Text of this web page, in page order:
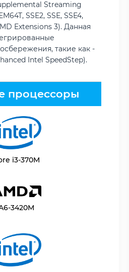
Streaming
SSE2, SSE, SSE4,
Extensions 3). Данная
такие как -
Intel SpeedStep).
процессоры
i3-370M
3420M